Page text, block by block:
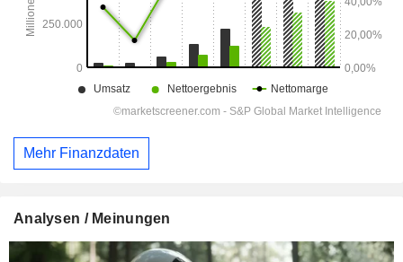
Mehr Finanzdaten
Analysen / Meinungen